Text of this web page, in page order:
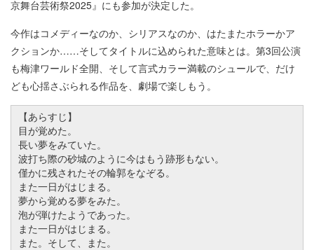
京舞台芸術祭2025』にも参加が決定した。
今作はコメディーなのか、シリアスなのか、はたまたホラーかア
クションか……そしてタイトルに込められた意味とは。第3回公演
も梅津ワールド全開、そして言式カラー満載のシュールで、だけ
ども心揺さぶられる作品を、劇場で楽しもう。
【あらすじ】
目が覚めた。
長い夢をみていた。
波打ち際の砂城のように今はもう跡形もない。
僅かに残されたその輪郭をなぞる。
また一日がはじまる。
夢から覚める夢をみた。
泡が弾けたようであった。
また一日がはじまる。
また。そして、また。